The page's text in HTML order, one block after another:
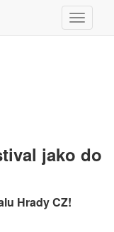
jako do
Hrady CZ!